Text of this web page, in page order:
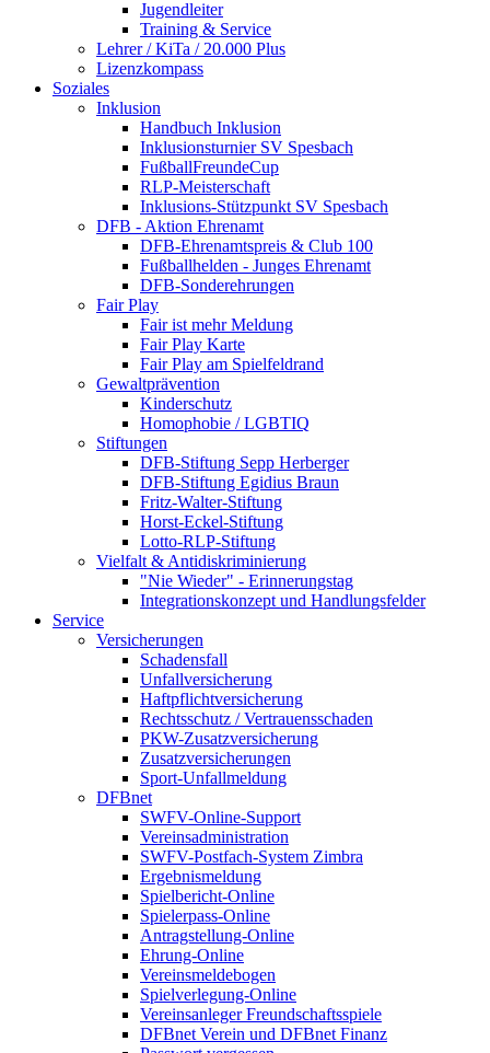
Jugendleiter
Training & Service
Lehrer / KiTa / 20.000 Plus
Lizenzkompass
Soziales
Inklusion
Handbuch Inklusion
Inklusionsturnier SV Spesbach
FußballFreundeCup
RLP-Meisterschaft
Inklusions-Stützpunkt SV Spesbach
DFB - Aktion Ehrenamt
DFB-Ehrenamtspreis & Club 100
Fußballhelden - Junges Ehrenamt
DFB-Sonderehrungen
Fair Play
Fair ist mehr Meldung
Fair Play Karte
Fair Play am Spielfeldrand
Gewaltprävention
Kinderschutz
Homophobie / LGBTIQ
Stiftungen
DFB-Stiftung Sepp Herberger
DFB-Stiftung Egidius Braun
Fritz-Walter-Stiftung
Horst-Eckel-Stiftung
Lotto-RLP-Stiftung
Vielfalt & Antidiskriminierung
"Nie Wieder" - Erinnerungstag
Integrationskonzept und Handlungsfelder
Service
Versicherungen
Schadensfall
Unfallversicherung
Haftpflichtversicherung
Rechtsschutz / Vertrauensschaden
PKW-Zusatzversicherung
Zusatzversicherungen
Sport-Unfallmeldung
DFBnet
SWFV-Online-Support
Vereinsadministration
SWFV-Postfach-System Zimbra
Ergebnismeldung
Spielbericht-Online
Spielerpass-Online
Antragstellung-Online
Ehrung-Online
Vereinsmeldebogen
Spielverlegung-Online
Vereinsanleger Freundschaftsspiele
DFBnet Verein und DFBnet Finanz